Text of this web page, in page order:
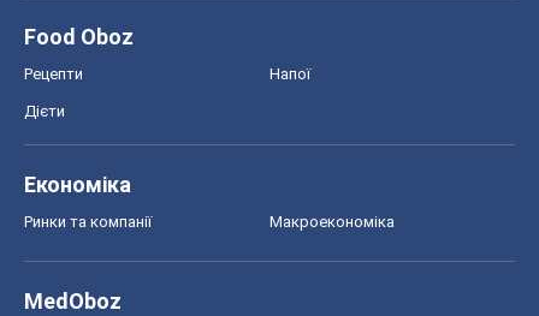
Food Oboz
Рецепти Напої
Дієти
Економіка
Ринки та компанії Макроекономіка
MedOboz